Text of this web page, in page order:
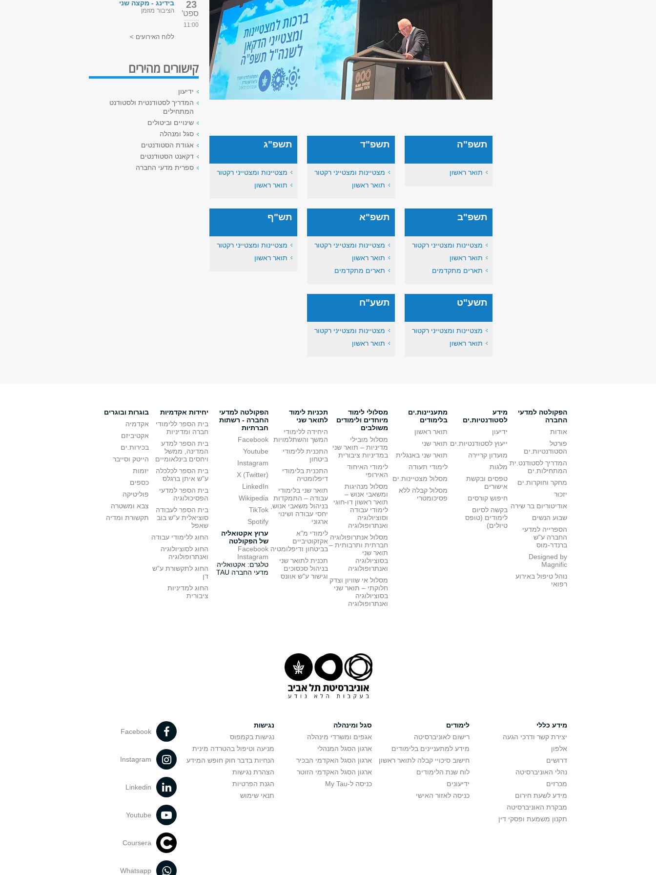
תשפ"ה
תואר ראשון
תשפ"ד
מצטיינות ומצטייני רקטור
תואר ראשון
תשפ"ג
מצטיינות ומצטייני רקטור
תואר ראשון
תשפ"ב
מצטיינות ומצטייני רקטור
תואר ראשון
תארים מתקדמים
תשפ"א
מצטיינות ומצטייני רקטור
תואר ראשון
תארים מתקדמים
תש"ף
מצטיינות ומצטייני רקטור
תואר ראשון
תשע"ט
מצטיינות ומצטייני רקטור
תואר ראשון
תשע"ח
מצטיינות ומצטייני רקטור
תואר ראשון
23
ספט'
11:00
בידינג - מקצה שני
הציבור מוזמן
ללוח האירועים >
קישורים מהירים
ידיעון
המדריך לסטודנטית ולסטודנט
המתחילים
שינויים וביטולים
סגל ומנהלה
אגודת הסטודנטים
דקאנט הסטודנטים
ספרית מדעי החברה
הפקולטה למדעי
החברה
אודות
פורטל
הסטודנטיות.ים
המדריך לסטודנט.ית
המתחילות.ים
מחקר וחוקרות.ים
יזכור
אודיטוריום בר שירה
שבוע הנשים
הספרייה למדעי
החברה ע"ש
ברנדר-מוס
Designed by
Magnific
נוהל טיפול באירוע
רפואי
מידע
לסטודנטיות.ים
ידיעון
ייעוץ לסטודנטיות.ים
מועדון קריירה
מלגות
טפסים ובקשת
אישורים
חיפוש קורסים
בקשה לסיום
לימודים (טופס
טיולים)
מתעניינות.ים
בלימודים
תואר ראשון
תואר שני
תואר שני באנגלית
לימודי תעודה
מסלול מצטיינות.ים
מסלול קבלה ללא
פסיכומטרי
מסלולי לימוד
מיוחדים ולימודים
משולבים
מסלול מובילי
מדיניות – תואר שני
במדיניות ציבורית
לימודי האיחוד
האירופי
מסלול מנהיגות
ומשאבי אנוש –
תואר ראשון דו-חוגי
לימודי עבודה
וסוציולוגיה
ואנתרופולוגיה
מסלול אנתרופולוגיה
חברתית ותרבותית –
תואר שני
בסוציולוגיה
ואנתרופולוגיה
מסלול אי שוויון וצדק
חלוקתי – תואר שני
בסוציולוגיה
ואנתרופולוגיה
תכניות לימוד
לתואר שני
היחידה ללימודי
המשך והשתלמויות
התכנית ללימודי
ביטחון
התכנית בלימודי
דיפלומטיה
תואר שני בלימודי
עבודה – התמקדות
בניהול משאבי אנוש,
יחסי עבודה ושינוי
ארגוני
לימודי מ"א
אקזקוטיביים
בביטחון ודיפלומטיה
תכנית לתואר שני
בניהול סכסוכים
וגישור ע"ש אוונס
הפקולטה למדעי
החברה - רשתות
חברתיות
Facebook
Youtube
Instagram
X (Twitter)
LinkedIn
Wikipedia
TikTok
Spotify
ערוץ אקטואליה
של הפקולטה
Facebook
Instagram
טלגרם: אקטואליה
מדעי החברה TAU
יחידות אקדמיות
בית הספר ללימודי
חברה ומדיניות
בית הספר למדע
המדינה, ממשל
ויחסים בינלאומיים
בית הספר לכלכלה
ע"ש איתן ברגלס
בית הספר למדעי
הפסיכולוגיה
בית הספר לעבודה
סוציאלית ע"ש בוב
שאפל
החוג ללימודי עבודה
החוג לסוציולוגיה
ואנתרופולוגיה
החוג לתקשורת ע"ש
דן
החוג למדיניות
ציבורית
בוגרות ובוגרים
אקדמיה
אקטיביזם
בכירות.ים
הייטק וסייבר
יזמות
כספים
פוליטיקה
צבא ומשטרה
תקשורת ומדיה
מידע כללי
יצירת קשר ודרכי הגעה
אלפון
דרושים
נהלי האוניברסיטה
מכרזים
מידע לשעת חירום
מבקרת האוניברסיטה
תקנון משמעת ופסקי דין
לימודים
רישום לאוניברסיטה
מידע למתעניינים בלימודים
חישוב סיכויי קבלה לתואר ראשון
לוח שנת הלימודים
ידיעונים
כניסה לאזור האישי
סגל ומינהלה
אגפים ומשרדי מינהלה
ארגון הסגל המנהלי
ארגון הסגל האקדמי הבכיר
ארגון הסגל האקדמי הזוטר
כניסה ל-My Tau
נגישות
נגישות בקמפוס
מניעה וטיפול בהטרדה מינית
הנחיות בדבר חוק חופש המידע
הצהרת נגישות
הגנת הפרטיות
תנאי שימוש
Facebook
Instagram
Linkedin
Youtube
Coursera
Whatsapp